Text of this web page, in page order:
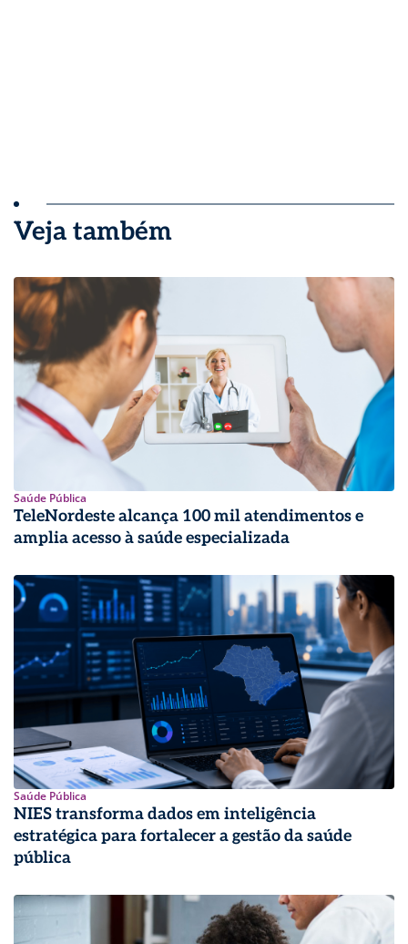
Veja também
Saúde Pública
TeleNordeste alcança 100 mil atendimentos e
amplia acesso à saúde especializada
Saúde Pública
NIES transforma dados em inteligência
estratégica para fortalecer a gestão da saúde
pública